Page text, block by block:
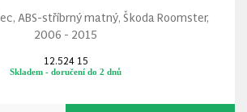
ABS-stříbrný matný, Škoda Roomster,
2006 - 2015
12.524 15
Skladem - doručení do 2 dnů